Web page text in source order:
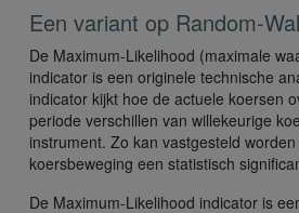
Een variant op Random-
De Maximum-Likelihood (maximale
indicator is een originele technische
indicator kijkt hoe de actuele koersen
periode verschillen van willekeurige
instrument. Zo kan vastgesteld
koersbeweging een statistisch
De Maximum-Likelihood indicator is